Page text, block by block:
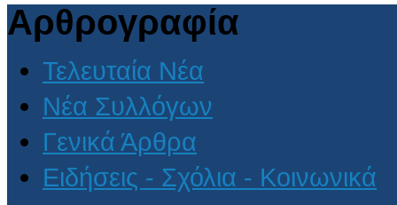
Αρθρογραφία
Τελευταία Νέα
Νέα Συλλόγων
Γενικά Άρθρα
Ειδήσεις - Σχόλια - Κοινωνικά